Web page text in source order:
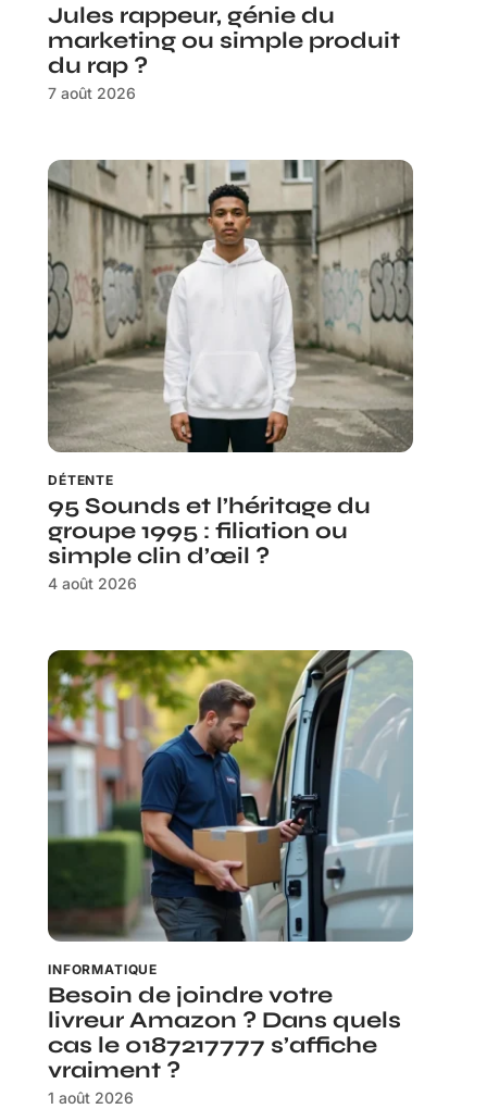
Jules rappeur, génie du
marketing ou simple produit
du rap ?
7 août 2026
DÉTENTE
95 Sounds et l’héritage du
groupe 1995 : filiation ou
simple clin d’œil ?
4 août 2026
INFORMATIQUE
Besoin de joindre votre
livreur Amazon ? Dans quels
cas le 0187217777 s’affiche
vraiment ?
1 août 2026